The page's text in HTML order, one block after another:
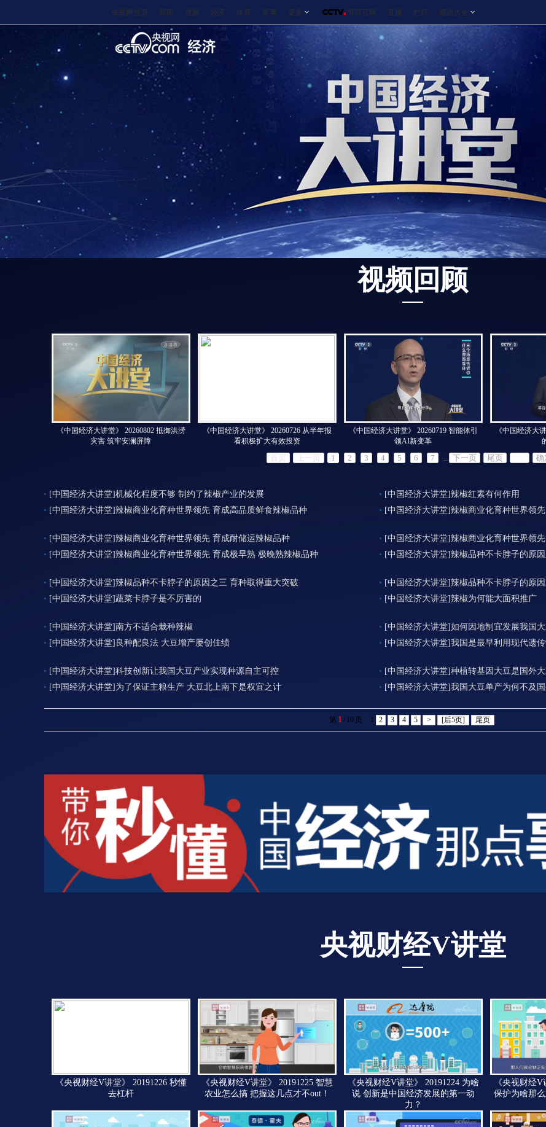
央视网首页 新闻 视频 经济 体育 军事 更多 节目官网 直播 栏目 频道大全
视频回顾
《中国经济大讲堂》 20260802 抵御洪涝
灾害 筑牢安澜屏障
《中国经济大讲堂》 20260726 从半年报
看积极扩大有效投资
《中国经济大讲堂》 20260719 智能体引
领AI新变革
《中国经济大
首页 上一页 1 2 3 4 5 6 7 ... 下一页 尾页 确
[中国经济大讲堂]机械化程度不够 制约了辣椒产业的发展
[中国经济大讲堂]辣椒红素有何作用
[中国经济大讲堂]辣椒商业化育种世界领先 育成高品质鲜食辣椒品种
[中国经济大讲堂]辣椒商业化育种世界领
[中国经济大讲堂]辣椒商业化育种世界领先 育成耐储运辣椒品种
[中国经济大讲堂]辣椒商业化育种世界领
[中国经济大讲堂]辣椒商业化育种世界领先 育成极早熟 极晚熟辣椒品种
[中国经济大讲堂]辣椒品种不卡脖子的原
[中国经济大讲堂]辣椒品种不卡脖子的原因之三 育种取得重大突破
[中国经济大讲堂]辣椒品种不卡脖子的原
[中国经济大讲堂]蔬菜卡脖子是不厉害的
[中国经济大讲堂]辣椒为何能大面积推广
[中国经济大讲堂]南方不适合栽种辣椒
[中国经济大讲堂]如何因地制宜发展我国大
[中国经济大讲堂]良种配良法 大豆增产屡创佳绩
[中国经济大讲堂]我国是最早利用现代遗
[中国经济大讲堂]科技创新让我国大豆产业实现种源自主可控
[中国经济大讲堂]种植转基因大豆是国外
[中国经济大讲堂]为了保证主粮生产 大豆北上南下是权宜之计
[中国经济大讲堂]我国大豆单产为何不及
第 1 / 10页 1 2 3 4 5 > [后5页] 尾页
央视财经V讲堂
《央视财经V讲堂》 20191226 秒懂
去杠杆
《央视财经V讲堂》 20191225 智慧
农业怎么搞 把握这几点才不out！
《央视财经V讲堂》 20191224 为啥
说 创新是中国经济发展的第一动
力？
《央视财经
保护为啥那